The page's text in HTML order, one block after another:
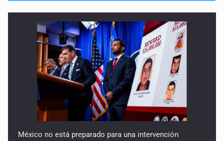
México no está preparado para una intervención